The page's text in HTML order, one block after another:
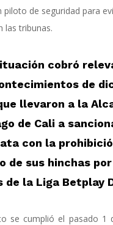
piloto de seguridad para
las tribunas.
cobró
de
llevaron a la
de Cali a
con la
de sus hinchas
de la Liga Betplay
se cumplió el pasado 1